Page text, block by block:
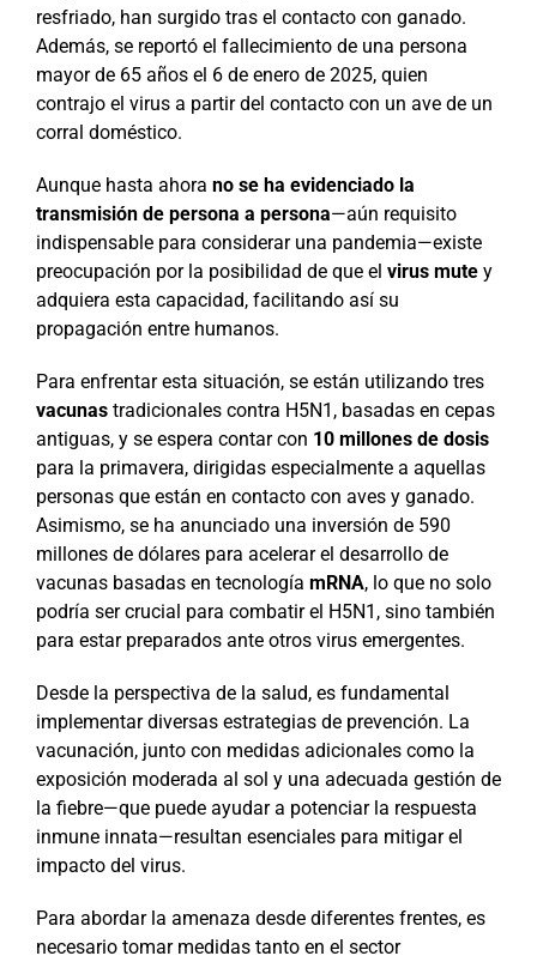
resfriado, han surgido tras el contacto con ganado.
Además, se reportó el fallecimiento de una persona
mayor de 65 años el 6 de enero de 2025, quien
contrajo el virus a partir del contacto con un ave de un
corral doméstico.
Aunque hasta ahora no se ha evidenciado la
transmisión de persona a persona—aún requisito
indispensable para considerar una pandemia—existe
preocupación por la posibilidad de que el virus mutey
adquiera esta capacidad, facilitando así su
propagación entre humanos.
Para enfrentar esta situación, se están utilizando tres
vacunastradicionales contra H5N1, basadas en cepas
antiguas, y se espera contar con 10 millones de dosis
para la primavera, dirigidas especialmente a aquellas
personas que están en contacto con aves y ganado.
Asimismo, se ha anunciado una inversión de 590
millones de dólares para acelerar el desarrollo de
vacunas basadas en tecnología mRNA, lo que no solo
podría ser crucial para combatir el H5N1, sino también
para estar preparados ante otros virus emergentes.
Desde la perspectiva de la salud, es fundamental
implementar diversas estrategias de prevención. La
vacunación, junto con medidas adicionales como la
exposición moderada al sol y una adecuada gestión de
la fiebre—que puede ayudar a potenciar la respuesta
inmune innata—resultan esenciales para mitigar el
impacto del virus.
Para abordar la amenaza desde diferentes frentes, es
necesario tomar medidas tanto en el sector